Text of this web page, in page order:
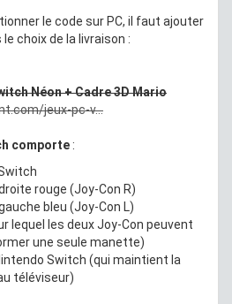
le code sur PC, il faut ajouter
choix de la livraison :
Néon + Cadre 3D Mario
jeux-pc-v...
comporte :
rouge (Joy-Con R)
bleu (Joy-Con L)
lequel les deux Joy-Con peuvent
une seule manette)
Switch (qui maintient la
téléviseur)